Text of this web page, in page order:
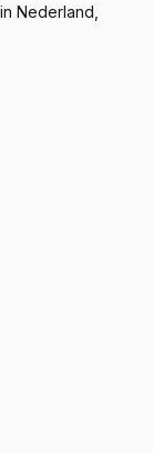
Nederland,